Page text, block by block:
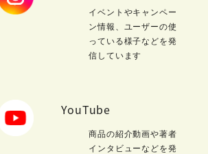
イベントやキャンペー
ン情報、ユーザーの使
っている様子などを発
信しています
YouTube
商品の紹介動画や著者
インタビューなどを発